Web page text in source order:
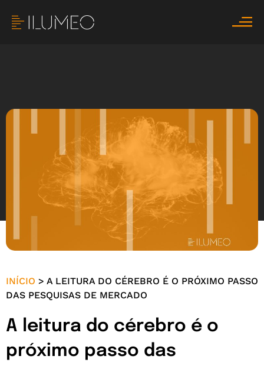
INÍCIO > A LEITURA DO CÉREBRO É O PRÓXIMO PASSO
DAS PESQUISAS DE MERCADO
A leitura do cérebro é o
próximo passo das